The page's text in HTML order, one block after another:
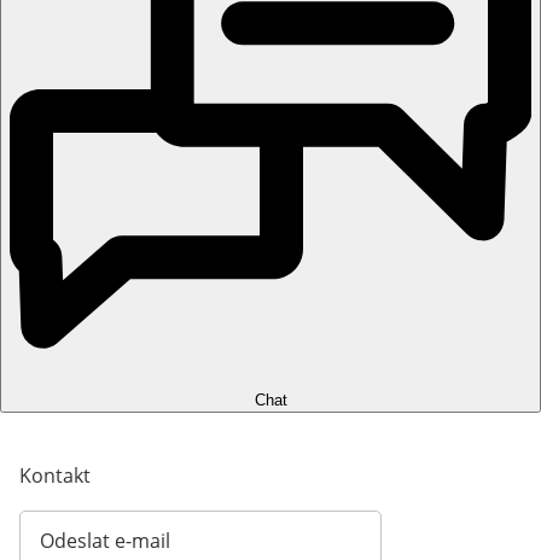
Chat
Kontakt
Odeslat e-mail